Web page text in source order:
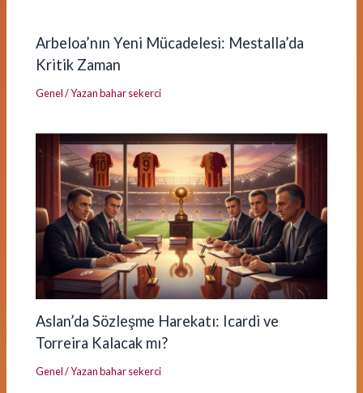
Arbeloa’nın Yeni Mücadelesi: Mestalla’da
Kritik Zaman
Genel/ Yazan bahar sekerci
Aslan’da Sözleşme Harekatı: Icardi ve
Torreira Kalacak mı?
Genel/ Yazan bahar sekerci